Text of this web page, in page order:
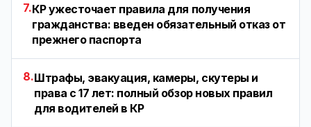
7.КР ужесточает правила для получения
гражданства: введен обязательный отказ от
прежнего паспорта
8.Штрафы, эвакуация, камеры, скутеры и
права с 17 лет: полный обзор новых правил
для водителей в КР